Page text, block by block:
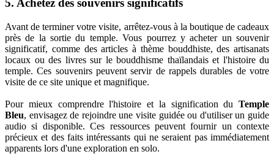
5. Achetez des souvenirs significatifs
Avant de terminer votre visite, arrêtez-vous à la boutique de cadeaux
près de la sortie du temple. Vous pourrez y acheter un souvenir
significatif, comme des articles à thème bouddhiste, des artisanats
locaux ou des livres sur le bouddhisme thaïlandais et l'histoire du
temple. Ces souvenirs peuvent servir de rappels durables de votre
visite de ce site unique et magnifique.
Pour mieux comprendre l'histoire et la signification du Temple
Bleu, envisagez de rejoindre une visite guidée ou d'utiliser un guide
audio si disponible. Ces ressources peuvent fournir un contexte
précieux et des faits intéressants qui ne seraient pas immédiatement
apparents lors d'une exploration en solo.